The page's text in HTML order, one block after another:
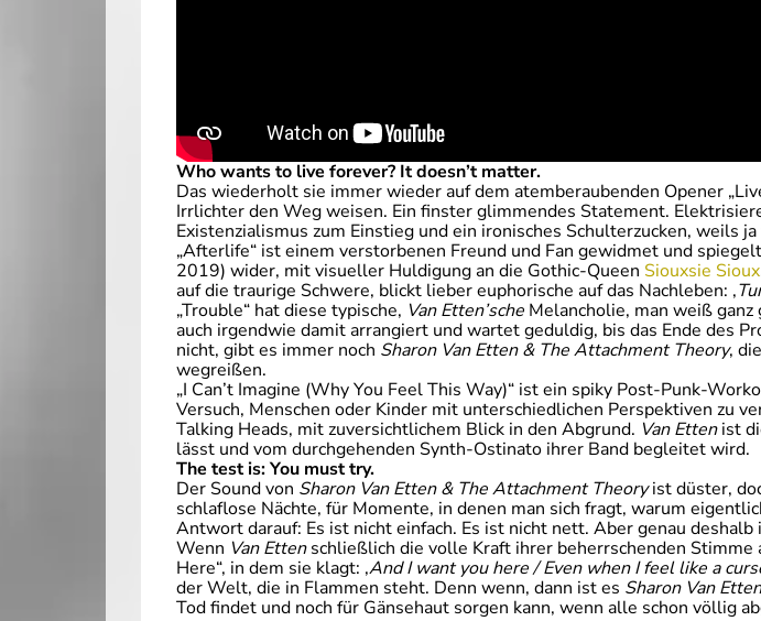
Who wants to live forever? It doesn’t matter.
Das wiederholt sie immer wieder auf dem atemberaubenden Opener
Irrlichter den Weg weisen. Ein finster glimmendes Statement.
Existenzialismus zum Einstieg und ein ironisches Schulterzucken, weils
„Afterlife“ ist einem verstorbenen Freund und Fan gewidmet und
2019) wider, mit visueller Huldigung an die Gothic-Queen Siouxsie Sioux
auf die traurige Schwere, blickt lieber euphorische auf das Nachleben: ‚
„Trouble“ hat diese typische, Van Etten’sche Melancholie, man weiß
auch irgendwie damit arrangiert und wartet geduldig, bis das Ende des
nicht, gibt es immer noch Sharon Van Etten & The Attachment Theory,
wegreißen.
„I Can’t Imagine (Why You Feel This Way)“ ist ein spiky Post-Punk-
Versuch, Menschen oder Kinder mit unterschiedlichen Perspektiven zu
Talking Heads, mit zuversichtlichem Blick in den Abgrund. Van Ettenist
lässt und vom durchgehenden Synth-Ostinato ihrer Band begleitet wird.
The test is: You must try.
Der Sound von Sharon Van Etten & The Attachment Theoryist düster,
schlaflose Nächte, für Momente, in denen man sich fragt, warum
Antwort darauf: Es ist nicht einfach. Es ist nicht nett. Aber genau
Wenn Van Ettenschließlich die volle Kraft ihrer beherrschenden Stimme
Here“, in dem sie klagt: ‚And I want you here / Even when I feel like a
der Welt, die in Flammen steht. Denn wenn, dann ist es Sharon Van Etten
Tod findet und noch für Gänsehaut sorgen kann, wenn alle schon völlig